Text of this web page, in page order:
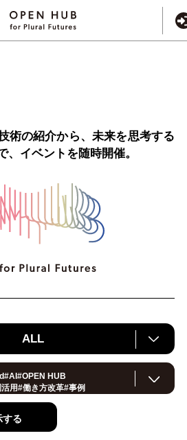
術の紹介から、未来を思考する
、 イベントを随時開催。
ALL
#AI#OPEN HUB
用#働き方改革#事例
スマートシティ
# ロボティクス
トファクトリー
する